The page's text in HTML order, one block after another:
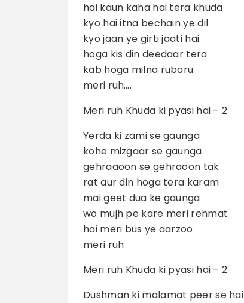
hai kaun kaha hai tera khuda
kyo hai itna bechain ye dil
kyo jaan ye girti jaati hai
hoga kis din deedaar tera
kab hoga milna rubaru
meri ruh….
Meri ruh Khuda ki pyasi hai – 2
Yerda ki zami se gaunga
kohe mizgaar se gaunga
gehraaoon se gehraoon tak
rat aur din hoga tera karam
mai geet dua ke gaunga
wo mujh pe kare meri rehmat
hai meri bus ye aarzoo
meri ruh
Meri ruh Khuda ki pyasi hai – 2
Dushman ki malamat peer se hai